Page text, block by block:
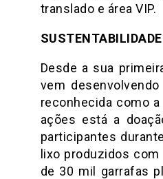
translado e área VIP.
SUSTENTABILIDADE
Desde a sua
vem
reconhecida como
ações está a
participantes
lixo produzidos
de 30 mil garrafas